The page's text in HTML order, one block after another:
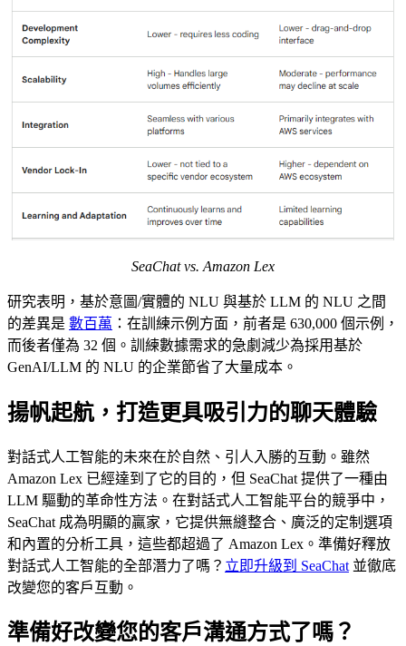
SeaChat vs. Amazon Lex
研究表明，基於意圖/實體的 NLU 與基於 LLM 的 NLU 之間
的差異是 數百萬 ：在訓練示例方面，前者是 630,000 個示例，
而後者僅為 32 個。訓練數據需求的急劇減少為採用基於
GenAI/LLM 的 NLU 的企業節省了大量成本。
揚帆起航，打造更具吸引力的聊天體驗
對話式人工智能的未來在於自然、引人入勝的互動。雖然
Amazon Lex 已經達到了它的目的，但 SeaChat 提供了一種由
LLM 驅動的革命性方法。在對話式人工智能平台的競爭中，
SeaChat 成為明顯的贏家，它提供無縫整合、廣泛的定制選項
和內置的分析工具，這些都超過了 Amazon Lex。準備好釋放
對話式人工智能的全部潛力了嗎？ 立即升級到 SeaChat 並徹底
改變您的客戶互動。
準備好改變您的客戶溝通方式了嗎？